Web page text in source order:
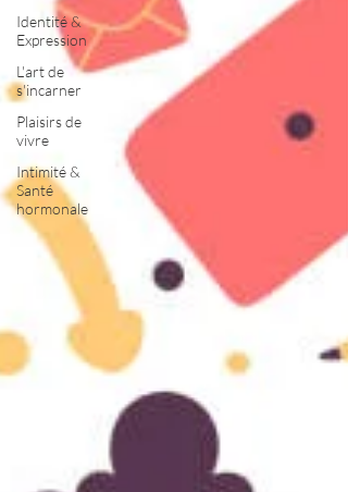
Identité &
Expression
L'art de
s'incarner
Plaisirs de
vivre
Intimité &
Santé
hormonale